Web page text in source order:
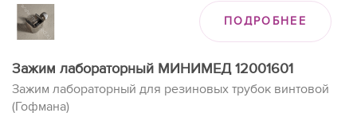
ПОДРОБНЕЕ
Зажим лабораторный МИНИМЕД 12001601
Зажим лабораторный для резиновых трубок винтовой
(Гофмана)